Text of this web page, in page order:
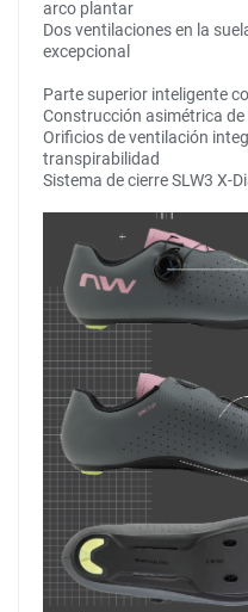
arco plantar
Dos ventilaciones en la
excepcional
Parte superior inteligente
Construcción asimétrica
Orificios de ventilación
transpirabilidad
Sistema de cierre SLW3 X-